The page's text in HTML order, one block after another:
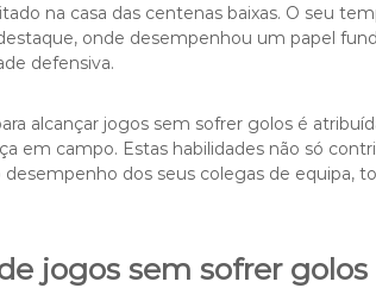
na casa das centenas baixas. O seu
onde desempenhou um papel
defensiva.
alcançar jogos sem sofrer golos é
em campo. Estas habilidades não só
dos seus colegas de equipa,
jogos sem sofrer